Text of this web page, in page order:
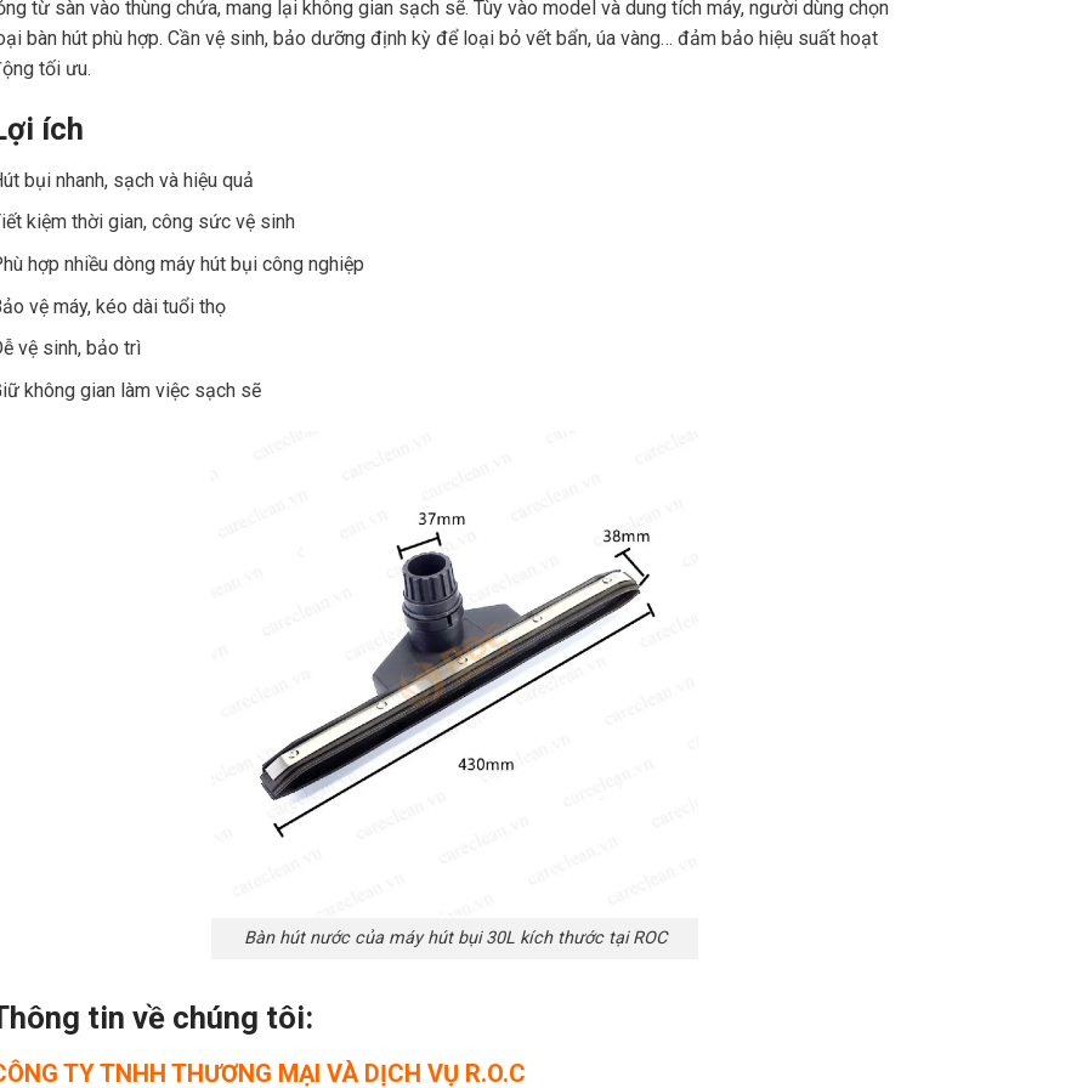
từ sàn vào thùng chứa, mang lại không gian sạch sẽ. Tùy vào model và dung tích máy, người dùng chọn
bàn hút phù hợp. Cần vệ sinh, bảo dưỡng định kỳ để loại bỏ vết bẩn, úa vàng… đảm bảo hiệu suất hoạt
tối ưu.
ích
bụi nhanh, sạch và hiệu quả
kiệm thời gian, công sức vệ sinh
hợp nhiều dòng máy hút bụi công nghiệp
vệ máy, kéo dài tuổi thọ
vệ sinh, bảo trì
không gian làm việc sạch sẽ
Bàn hút nước của máy hút bụi 30L kích thước tại ROC
tin về chúng tôi:
TY TNHH THƯƠNG MẠI VÀ DỊCH VỤ R.O.C